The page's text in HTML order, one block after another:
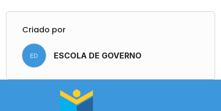
Criado por
ED ESCOLA DE GOVERNO